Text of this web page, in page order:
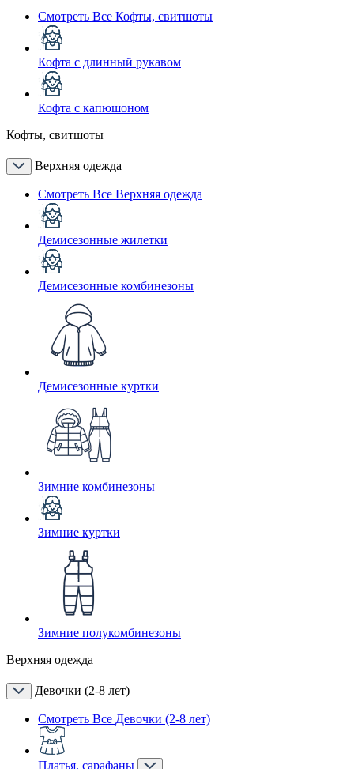
Смотреть Все Кофты, свитшоты
Кофта с длинный рукавом
Кофта с капюшоном
Кофты, свитшоты
Верхняя одежда
Смотреть Все Верхняя одежда
Демисезонные жилетки
Демисезонные комбинезоны
Демисезонные куртки
Зимние комбинезоны
Зимние куртки
Зимние полукомбинезоны
Верхняя одежда
Девочки (2-8 лет)
Смотреть Все Девочки (2-8 лет)
Платья, сарафаны